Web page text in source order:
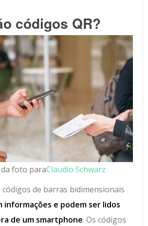
códigos QR?
foto paraClaudio Schwarz
códigos de barras bidimensionais
informações e podem ser lidos
de um smartphone. Os códigos